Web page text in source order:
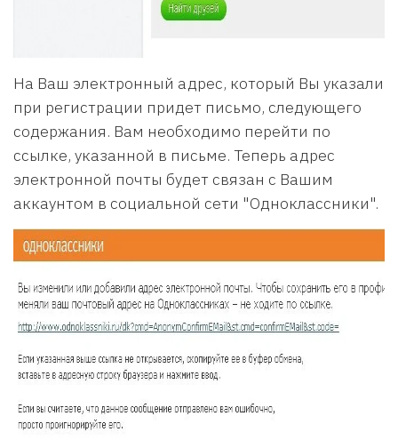
На Ваш электронный адрес, который Вы указали
при регистрации придет письмо, следующего
содержания. Вам необходимо перейти по
ссылке, указанной в письме. Теперь адрес
электронной почты будет связан с Вашим
аккаунтом в социальной сети "Одноклассники".